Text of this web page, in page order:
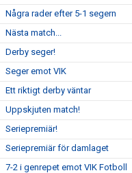
Några rader efter 5-1 segern
Nästa match...
Derby seger!
Seger emot VIK
Ett riktigt derby väntar
Uppskjuten match!
Seriepremiär!
Seriepremiär för damlaget
7-2 i genrepet emot VIK Fotboll